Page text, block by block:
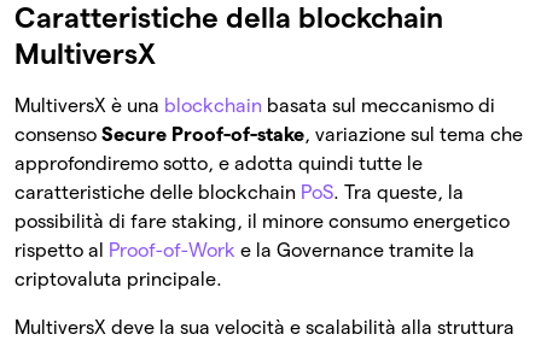
Caratteristiche della blockchain
MultiversX
MultiversX è una blockchain basata sul meccanismo di
consenso Secure Proof-of-stake, variazione sul tema che
approfondiremo sotto, e adotta quindi tutte le
caratteristiche delle blockchain PoS. Tra queste, la
possibilità di fare staking, il minore consumo energetico
rispetto al
Proof-of-Work e la Governance tramite la
criptovaluta principale.
MultiversX deve la sua velocità e scalabilità alla struttura